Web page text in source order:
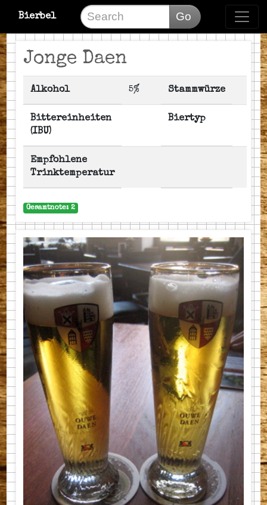
Bierbel Go
Jonge Daen
Alkohol 5% Stammwürze
Bittereinheiten
(IBU)
Biertyp
Empfohlene
Trinktemperatur
Gesamtnote: 2